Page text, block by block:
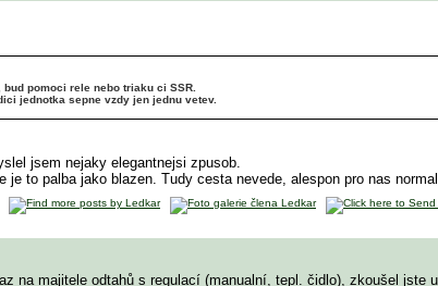
pomoci rele nebo triaku ci SSR.
jednotka sepne vzdy jen jednu vetev.
jsem nejaky elegantnejsi zpusob.
je to palba jako blazen. Tudy cesta nevede, alespon pro nas
na majitele odtahů s regulací (manualní, tepl. čidlo), zkoušel